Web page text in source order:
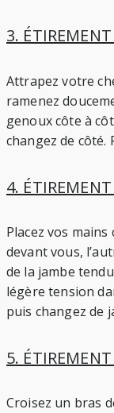
3. ÉTIREMENT
Attrapez votre
ramenez
genoux côte à
changez de côté.
4.
Placez vos
devant vous,
de la jambe
légère tension
puis changez de
5.
Croisez un bras